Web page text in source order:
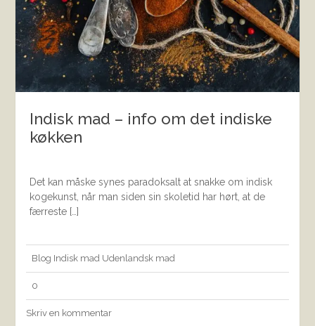
Indisk mad – info om det indiske
køkken
Det kan måske synes paradoksalt at snakke om indisk
kogekunst, når man siden sin skoletid har hørt, at de
færreste […]
Blog Indisk mad Udenlandsk mad
0
Skriv en kommentar